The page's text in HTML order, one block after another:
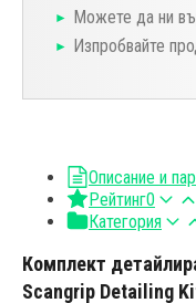
Можете да ни
Изпробвайте
Описание и
Рейтинг0
Категория
Комплект
Scangrip Detailing